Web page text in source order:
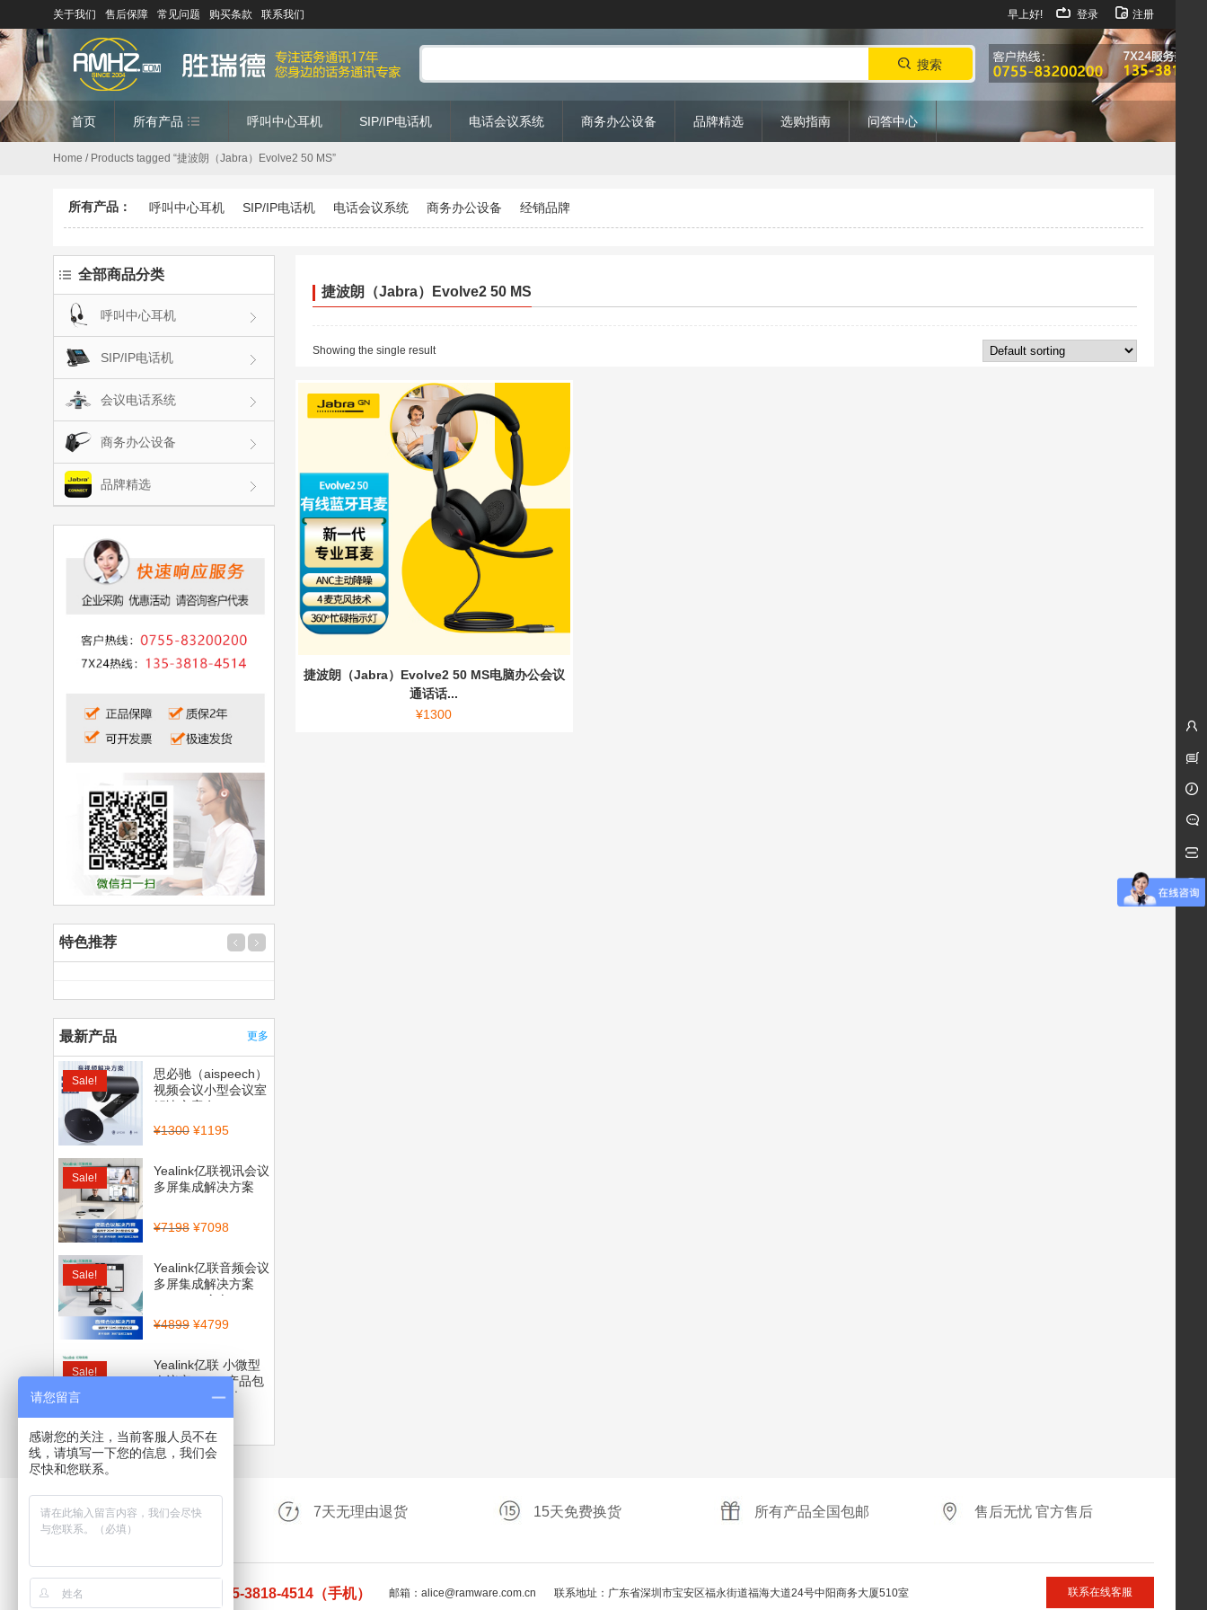
关于我们 售后保障 常见问题 购买条款 联系我们 早上好! 登录 注册
搜索
首页 所有产品 呼叫中心耳机 SIP/IP电话机 电话会议系统 商务办公设备 品牌精选 选购指南 问答中心
Home / Products tagged “捷波朗（Jabra）Evolve2 50 MS”
所有产品： 呼叫中心耳机 SIP/IP电话机 电话会议系统 商务办公设备 经销品牌
全部商品分类
呼叫中心耳机
SIP/IP电话机
会议电话系统
商务办公设备
品牌精选
特色推荐
最新产品 更多
Sale!
思必驰（aispeech）
视频会议小型会议室
解决方案套...
¥1300 ¥1195
Sale!
Yealink亿联视讯会议
多屏集成解决方案
¥7198 ¥7098
Sale!
Yealink亿联音频会议
多屏集成解决方案
（CP700全向...
¥4899 ¥4799
Sale!
Yealink亿联 小微型
会议室BYOD产品包
（CP900全向麦...
¥4560 ¥3999
捷波朗（Jabra）Evolve2 50 MS
Showing the single result
捷波朗（Jabra）Evolve2 50 MS电脑办公会议
通话话...
¥1300
升级三年维保服务 7天无理由退货 15天免费换货 所有产品全国包邮 售后无忧 官方售后
0755-83200200（电话） 135-3818-4514（手机） 邮箱：alice@ramware.com.cn 联系地址：广东省深圳市宝安区福永街道福海大道24号中阳商务大厦510室 联系在线客服
请您留言
感谢您的关注，当前客服人员不在
线，请填写一下您的信息，我们会
尽快和您联系。